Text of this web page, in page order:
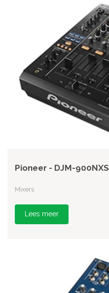
Pioneer - DJM-900NXS
Mixers
Lees meer